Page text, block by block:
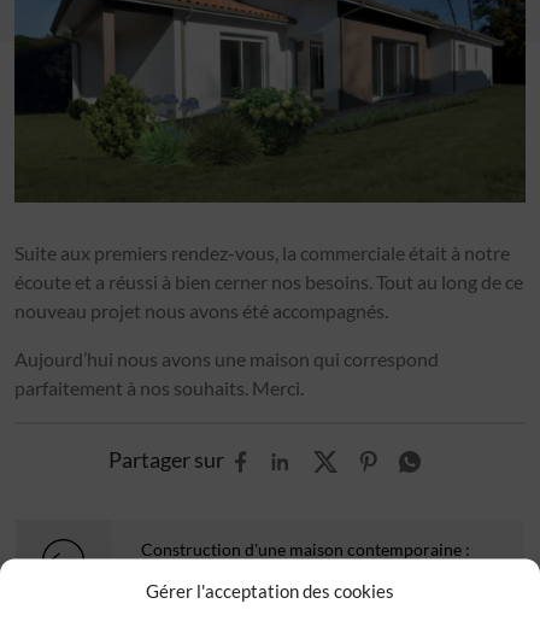
Gérer l'acceptation des cookies
Suite aux premiers rendez-vous, la commerciale était à notre
écoute et a réussi à bien cerner nos besoins. Tout au long de ce
nouveau projet nous avons été accompagnés.
Aujourd’hui nous avons une maison qui correspond
parfaitement à nos souhaits. Merci.
Partager sur
Construction d'une maison contemporaine :